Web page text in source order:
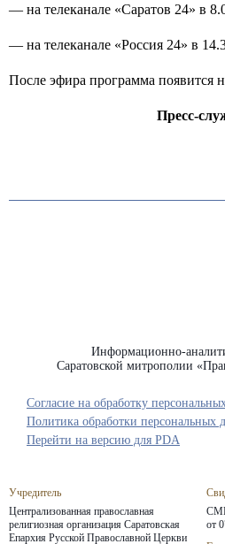
— на телеканале «Саратов 24» в
— на телеканале «Россия 24» в
После эфира программа появится
Пресс-
Информационно-
Саратовской митрополии
Учредитель
Централизованная православная
религиозная организация Саратовская
Епархия Русской Православной Церкви
от
Согласие на обработку
Политика обработки персональных
Перейти на версию для PDA